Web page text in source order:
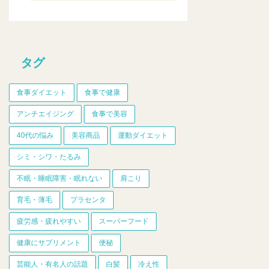
タグ
食事ダイエット 食事で健康
アンチエイジング 食事で美容
40代の悩み 美容商品 運動ダイエット
シミ・シワ・たるみ
不眠・睡眠障害・眠れない 肩こり
育毛・薄毛 プラセンタ
疲労感・疲れやすい スーパーフード
健康にサプリメント 便秘
芸能人・有名人の話題 白髪 冷え性